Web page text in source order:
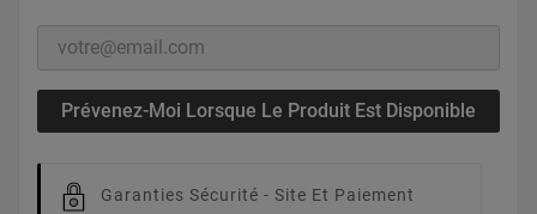
Prévenez-Moi Lorsque Le Produit Est Disponible
Garanties Sécurité - Site Et Paiement